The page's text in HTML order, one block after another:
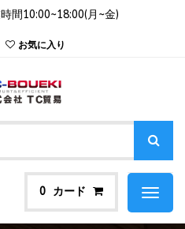
間10:00~18:00(月~金)
お気に入り
0 カード
Toggle